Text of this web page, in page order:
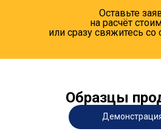
Оставьте
на расчёт
или сразу свяжитесь со
Образцы